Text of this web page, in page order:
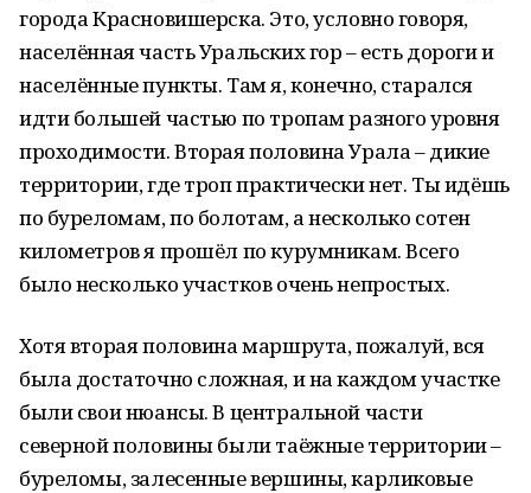
города Красновишерска. Это, условно говоря,
населённая часть Уральских гор – есть дороги и
населённые пункты. Там я, конечно, старался
идти большей частью по тропам разного уровня
проходимости. Вторая половина Урала – дикие
территории, где троп практически нет. Ты идёшь
по буреломам, по болотам, а несколько сотен
километров я прошёл по курумникам. Всего
было несколько участков очень непростых.
Хотя вторая половина маршрута, пожалуй, вся
была достаточно сложная, и на каждом участке
были свои нюансы. В центральной части
северной половины были таёжные территории –
буреломы, залесенные вершины, карликовые